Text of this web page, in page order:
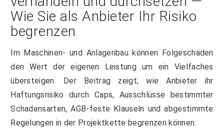
Wie Sie als Anbieter Ihr Risiko
begrenzen
Im Maschinen- und Anlagenbau können Folgeschäden
den Wert der eigenen Leistung um ein Vielfaches
übersteigen. Der Beitrag zeigt, wie Anbieter ihr
Haftungsrisiko durch Caps, Ausschlüsse bestimmter
Schadensarten, AGB-feste Klauseln und abgestimmte
Regelungen in der Projektkette begrenzen können.